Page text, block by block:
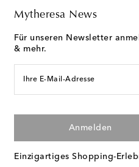
Mytheresa News
Für unseren Newsletter
& mehr.
Ihre E-Mail-Adresse
Anmelden
Einzigartiges Shopping-